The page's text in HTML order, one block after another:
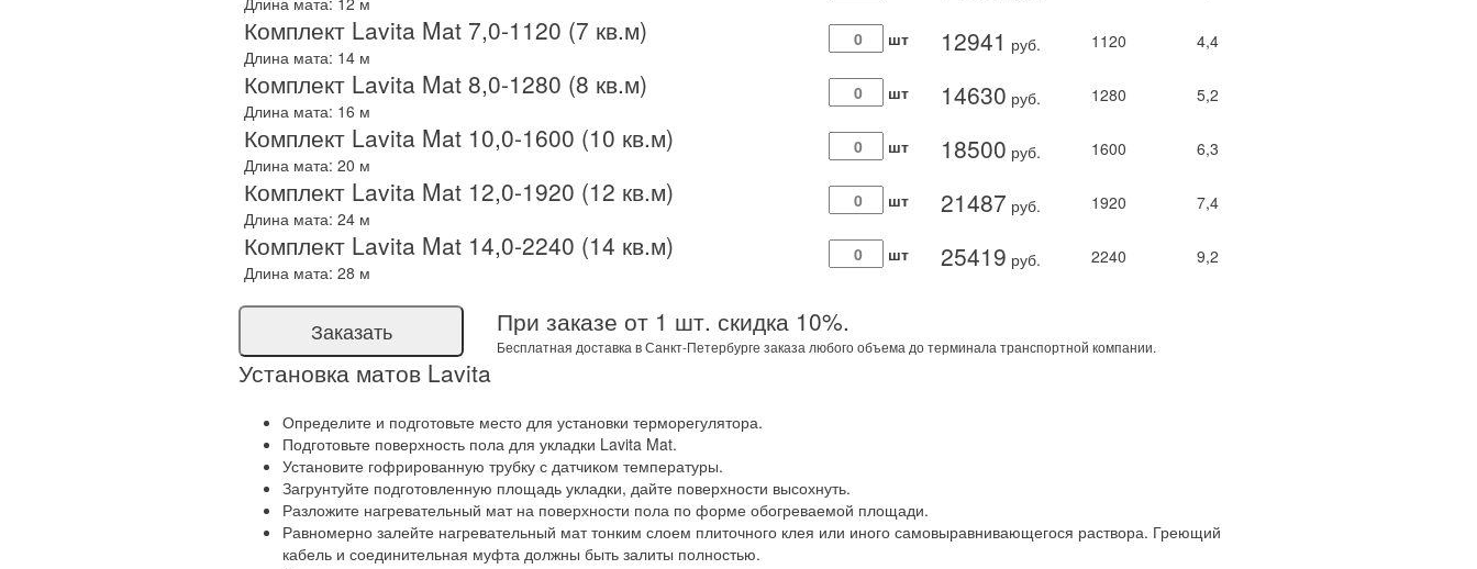
Комплект Lavita Mat 7,0-1120 (7 кв.м)
Длина мата: 14 м
шт 12941 руб. 1120 4,4
Комплект Lavita Mat 8,0-1280 (8 кв.м)
Длина мата: 16 м
шт 14630 руб. 1280 5,2
Комплект Lavita Mat 10,0-1600 (10 кв.м)
Длина мата: 20 м
шт 18500 руб. 1600 6,3
Комплект Lavita Mat 12,0-1920 (12 кв.м)
Длина мата: 24 м
шт 21487 руб. 1920 7,4
Комплект Lavita Mat 14,0-2240 (14 кв.м)
Длина мата: 28 м
шт 25419 руб. 2240 9,2
При заказе от 1 шт. скидка 10%.
Бесплатная доставка в Санкт-Петербурге заказа любого объема до терминала транспортной компании.
Установка матов Lavita
Определите и подготовьте место для установки терморегулятора.
Подготовьте поверхность пола для укладки Lavita Mat.
Установите гофрированную трубку с датчиком температуры.
Загрунтуйте подготовленную площадь укладки, дайте поверхности высохнуть.
Разложите нагревательный мат на поверхности пола по форме обогреваемой площади.
Равномерно залейте нагревательный мат тонким слоем плиточного клея или иного самовыравнивающегося раствора. Греющий
кабель и соединительная муфта должны быть залиты полностью.